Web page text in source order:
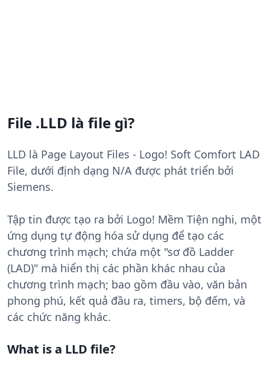
File .LLD là file gì?
LLD là Page Layout Files - Logo! Soft Comfort LAD
File, dưới định dạng N/A được phát triển bởi
Siemens.
Tập tin được tạo ra bởi Logo! Mềm Tiện nghi, một
ứng dụng tự động hóa sử dụng để tạo các
chương trình mạch; chứa một "sơ đồ Ladder
(LAD)" mà hiển thị các phần khác nhau của
chương trình mạch; bao gồm đầu vào, văn bản
phong phú, kết quả đầu ra, timers, bộ đếm, và
các chức năng khác.
What is a LLD file?